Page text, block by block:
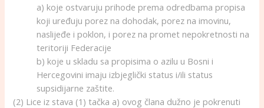
a) koje ostvaruju prihode prema odredbama propisa
koji uređuju porez na dohodak, porez na imovinu,
naslijeđe i poklon, i porez na promet nepokretnosti na
teritoriji Federacije
b) koje u skladu sa propisima o azilu u Bosni i
Hercegovini imaju izbjeglički status i/ili status
supsidijarne zaštite.
(2) Lice iz stava (1) tačka a) ovog člana dužno je pokrenuti